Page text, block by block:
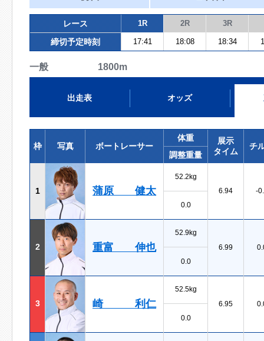
レース 1R 2R 3R
締切予定時刻 17:41 18:08 18:34
一般 1800m
出走表 オッズ
枠 写真 ボートレーサー
体重
展示
タイム
チ
調整重量
1 蒲原 健太
52.2kg
6.94
-
0.0
2 重富 伸也
52.9kg
6.99
0.0
3 崎 利仁
52.5kg
6.95
0.0